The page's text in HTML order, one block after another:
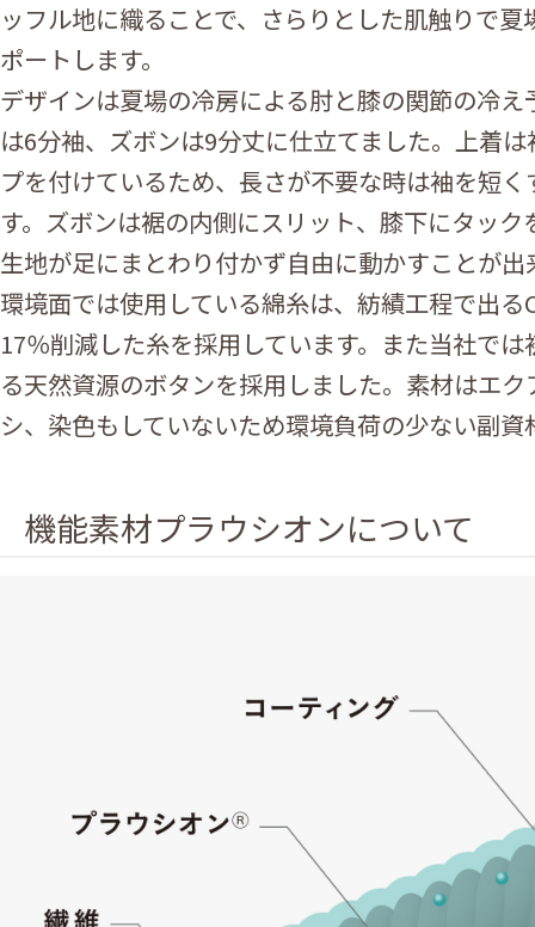
ッフル地に織ることで、さらりとした肌触りで
ポートします。
デザインは夏場の冷房による肘と膝の関節の冷
は6分袖、ズボンは9分丈に仕立てました。上着
プを付けているため、長さが不要な時は袖を短
す。ズボンは裾の内側にスリット、膝下にタック
生地が足にまとわり付かず自由に動かすことが出
環境面では使用している綿糸は、紡績工程で出る
17％削減した糸を採用しています。また当社で
る天然資源のボタンを採用しました。素材はエ
シ、染色もしていないため環境負荷の少ない副資
機能素材プラウシオンについて